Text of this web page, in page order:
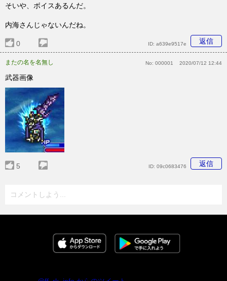
そいや、ボイスあるんだ。
内海さんじゃないんだね。
0 返信
ID: a639e9517e
またの名を名無し No: 000001 2020/07/12 12:44
武器画像
5 返信
ID: 09c0683476
コメントしよう...